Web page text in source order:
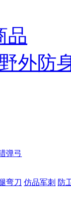
品
野外防
弹弓
弯刀 仿品军刺 防